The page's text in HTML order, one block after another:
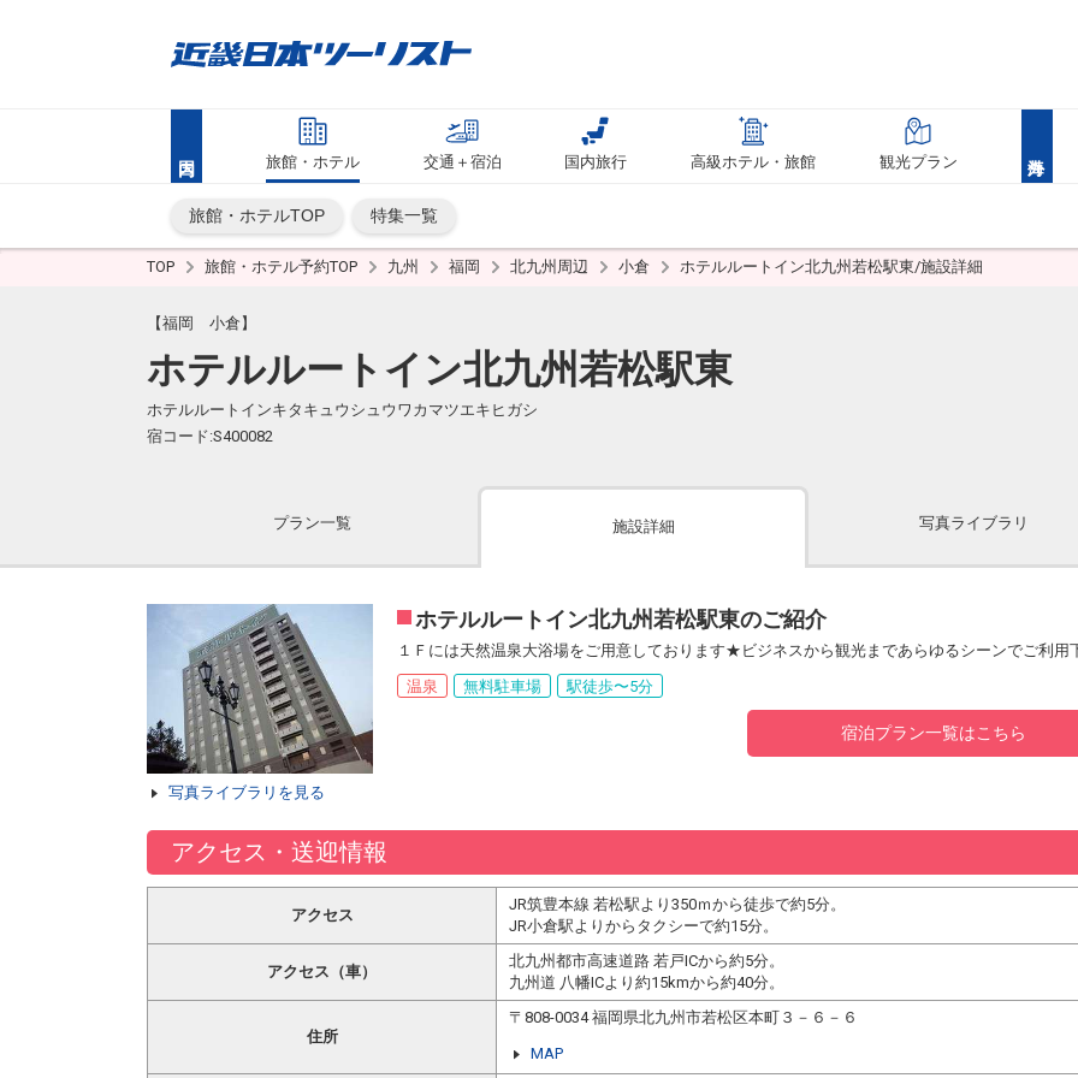
旅館・ホテル 交通＋宿泊 国内旅行 高級ホテル・旅館 観光プラン
旅館・ホテルTOP 特集一覧
TOP 旅館・ホテル予約TOP 九州 福岡 北九州周辺 小倉 ホテルルートイン北九州若松駅東/施設詳細
【福岡 小倉】
ホテルルートイン北九州若松駅東
ホテルルートインキタキュウシュウワカマツエキヒガシ
宿コード:S400082
プラン一覧 施設詳細 写真ライブラリ
写真ライブラリを見る
ホテルルートイン北九州若松駅東のご紹介
１Ｆには天然温泉大浴場をご用意しております★ビジネスから観光まであらゆるシーンでご利用
温泉
無料駐車場 駅徒歩〜5分
宿泊プラン一覧はこちら
アクセス・送迎情報
アクセス
JR筑豊本線 若松駅より350ｍから徒歩で約5分。
JR小倉駅よりからタクシーで約15分。
アクセス（車）
北九州都市高速道路 若戸ICから約5分。
九州道 八幡ICより約15kmから約40分。
住所
〒808-0034 福岡県北九州市若松区本町３－６－６
MAP